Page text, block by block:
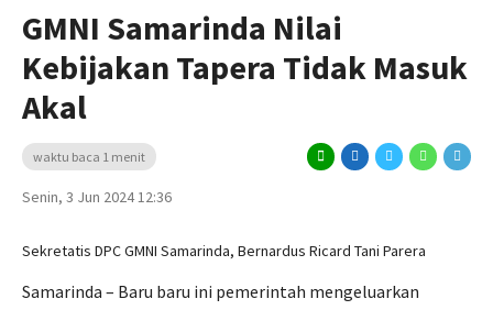
GMNI Samarinda Nilai
Kebijakan Tapera Tidak Masuk
Akal
waktu baca 1 menit
Senin, 3 Jun 2024 12:36
Sekretatis DPC GMNI Samarinda, Bernardus Ricard Tani Parera
Samarinda – Baru baru ini pemerintah mengeluarkan